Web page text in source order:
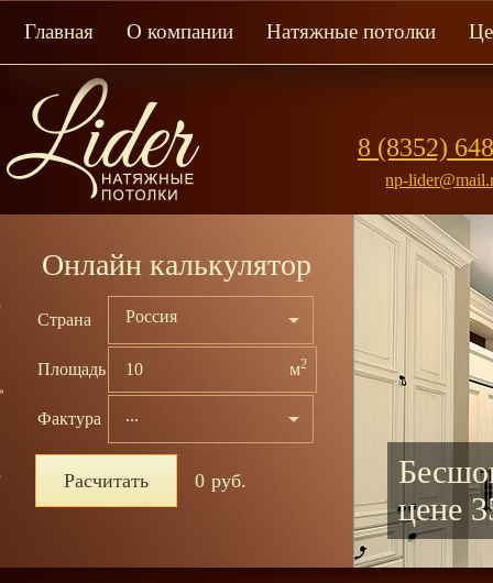
Главная О компании Натяжные потолки
8 (8352)
np-
Онлайн калькулятор
Страна Россия
Площадь м2
Фактура ...
Расчитать 0 руб.
цене